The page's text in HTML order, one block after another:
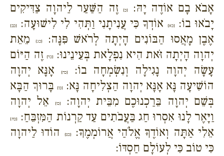
אָבֹא בָם אוֹדֶה יָהּ:
{כ}
זֶה הַשַּׁעַר לַיהוָה צַדִּיקִים
יָבֹאוּ בוֹ:{כא} אוֹדְךָ כִּי עֲנִיתָנִי וַתְּהִי לִי לִישׁוּעָה: {כב}
אֶבֶן מָאֲסוּ הַבּוֹנִים הָיְתָה לְרֹאשׁ פִּנָּה: {כג}
מֵאֵת
יְהוָה הָיְתָה זֹּאת הִיא נִפְלָאת בְּעֵינֵינוּ:
{כד}זֶה הַיּוֹם
עָשָׂה יְהוָה נָגִילָה וְנִשְׂמְחָה בוֹ:{כה}
אָנָּא יְהוָה
הוֹשִׁיעָה נָּא אָנָּא יְהוָה הַצְלִיחָה נָּא:
{כו} בָּרוּךְ הַבָּא
בְּשֵׁם יְהוָה בֵּרַכְנוּכֶם מִבֵּית יְהוָה:{כז}
אֵל יְהוָה
וַיָּאֶר לָנוּ אִסְרוּ חַג בַּעֲבֹתִים עַד קַרְנוֹת הַמִּזְבֵּחַ:
{כח}
אֵלִי אַתָּה וְאוֹדֶךָּ אֱלֹהַי אֲרוֹמְמֶךָּ:{כט}
הוֹדוּ לַיהוָה
כִּי טוֹב כִּי לְעוֹלָם חַסְדּוֹ: